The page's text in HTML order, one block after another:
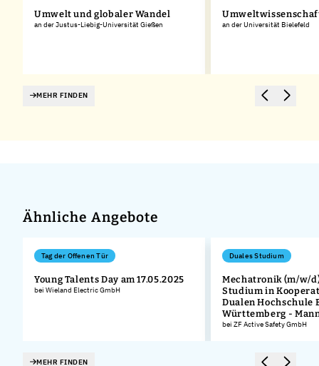
Umwelt und globaler Wandel
an der Justus-Liebig-Universität Gießen an der Universität Bielefeld
MEHR FINDEN
Ähnliche Angebote
Tag der Offenen Tür
Young Talents Day am 17.05.2025
bei Wieland Electric GmbH
Duales Studium
Mechatronik (m/w/
Studium in
Dualen Hochschule
Württemberg -
bei ZF Active Safety GmbH
MEHR FINDEN